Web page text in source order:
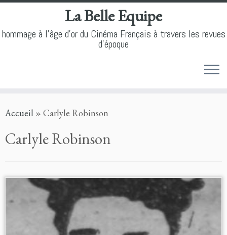
to
La Belle Equipe
hommage à l'âge d'or du Cinéma Français à travers les revues
d'époque
Accueil » Carlyle Robinson
Carlyle Robinson